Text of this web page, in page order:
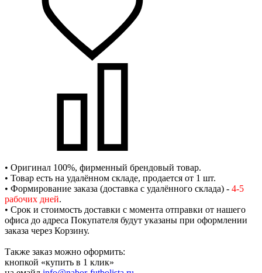
• Оригинал 100%, фирменный брендовый товар.
• Товар есть на удалённом складе, продается от 1 шт.
• Формирование заказа (доставка с удалённого склада) - 4-5
рабочих дней.
• Срок и стоимость доставки с момента отправки от нашего
офиса до адреса Покупателя будут указаны при оформлении
заказа через Корзину.
Также заказ можно оформить:
кнопкой «купить в 1 клик»